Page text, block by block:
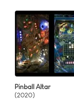
Pinball Altar
(2020)